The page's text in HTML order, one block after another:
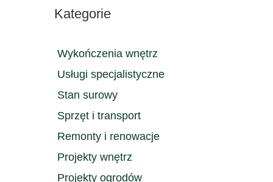
Kategorie
Wykończenia wnętrz
Usługi specjalistyczne
Stan surowy
Sprzęt i transport
Remonty i renowacje
Projekty wnętrz
Projekty ogrodów